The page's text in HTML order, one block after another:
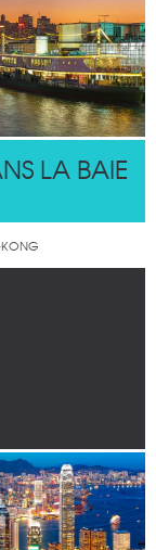
LA BAIE